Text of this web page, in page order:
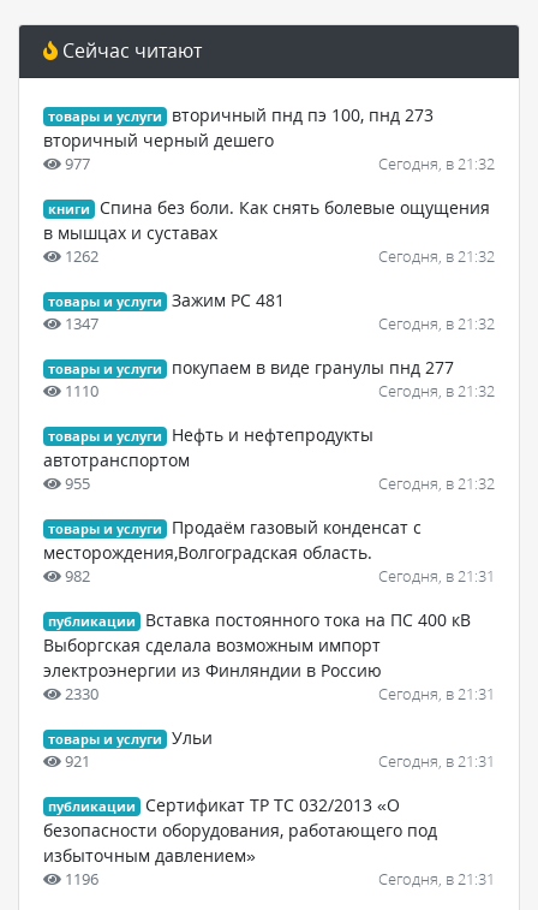
Сейчас читают
товары и услуги
вторичный пнд пэ 100, пнд 273
вторичный черный дешего
977 Сегодня, в 21:32
книги
Спина без боли. Как снять болевые ощущения
в мышцах и суставах
1262 Сегодня, в 21:32
товары и услуги Зажим PC 481
1347 Сегодня, в 21:32
товары и услуги покупаем в виде гранулы пнд 277
1110 Сегодня, в 21:32
товары и услуги
Нефть и нефтепродукты
автотранспортом
955 Сегодня, в 21:32
товары и услуги
Продаём газовый конденсат с
месторождения,Волгоградская область.
982 Сегодня, в 21:31
публикации
Вставка постоянного тока на ПС 400 кВ
Выборгская сделала возможным импорт
электроэнергии из Финляндии в Россию
2330 Сегодня, в 21:31
товары и услуги Ульи
921 Сегодня, в 21:31
публикации
Сертификат ТР ТС 032/2013 «О
безопасности оборудования, работающего под
избыточным давлением»
1196 Сегодня, в 21:31